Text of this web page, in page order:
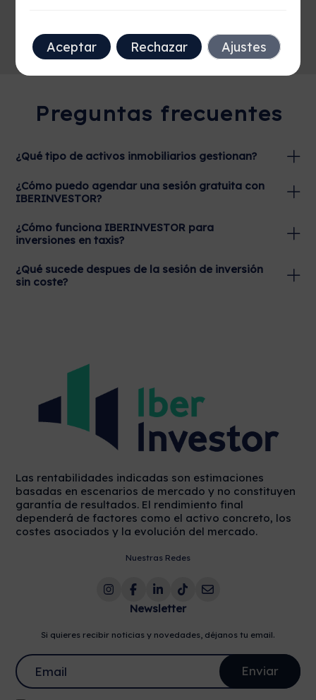
Preguntas frecuentes
¿Qué tipo de activos inmobiliarios gestionan?
¿Cómo puedo agendar una sesión gratuita con
IBERINVESTOR?
¿Cómo funciona IBERINVESTOR para
inversiones en taxis?
¿Qué sucede despues de la sesión de inversión
sin coste?
Las rentabilidades indicadas son estimaciones
basadas en escenarios de mercado y no constituyen
garantía de resultados. El rendimiento final
dependerá de factores como el activo concreto, los
costes asociados y la evolución del mercado.
Nuestras Redes
Newsletter
Si quieres recibir noticias y novedades, déjanos tu email.
Aceptar Rechazar Ajustes